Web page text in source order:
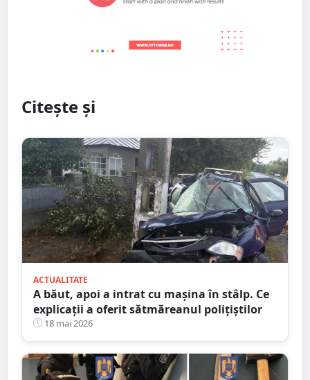
Citește și
ACTUALITATE
A băut, apoi a intrat cu mașina în stâlp. Ce
explicații a oferit sătmăreanul polițiștilor
18 mai 2026